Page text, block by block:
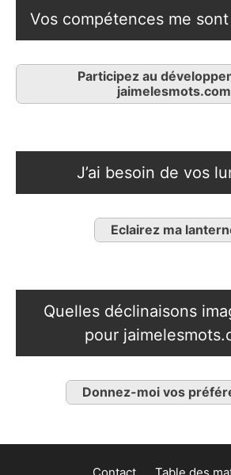
Vos compétences me
Participez au
J’ai besoin de vos
Eclairez ma
Quelles déclinaisons
pour
Donnez-moi vos